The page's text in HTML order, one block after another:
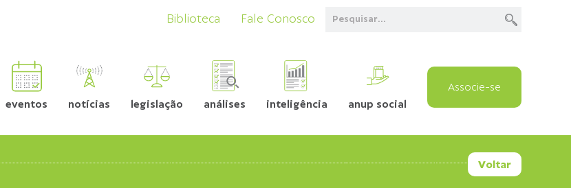
Biblioteca Fale Conosco
eventos notícias legislação análises inteligência anup social
Associe-se
Voltar